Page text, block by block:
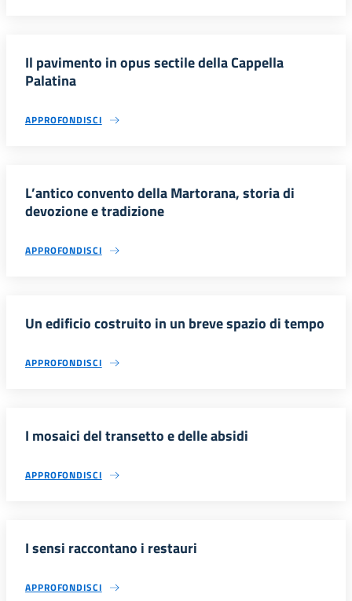
Il pavimento in opus sectile della Cappella
Palatina
APPROFONDISCI
L’antico convento della Martorana, storia di
devozione e tradizione
APPROFONDISCI
Un edificio costruito in un breve spazio di tempo
APPROFONDISCI
I mosaici del transetto e delle absidi
APPROFONDISCI
I sensi raccontano i restauri
APPROFONDISCI